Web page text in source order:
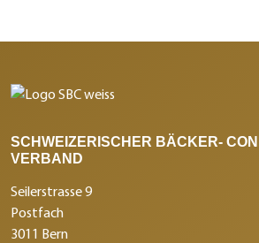
SCHWEIZERISCHER BÄCKER-
VERBAND
Seilerstrasse 9
Postfach
3011 Bern